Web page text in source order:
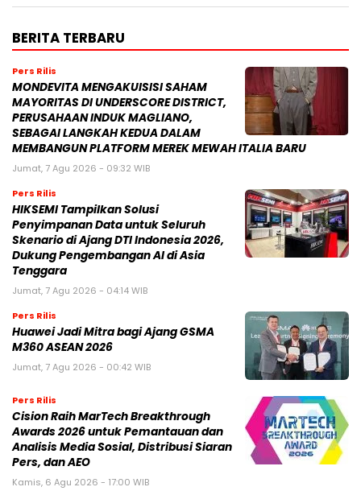
BERITA TERBARU
Pers Rilis
MONDEVITA MENGAKUISISI SAHAM
MAYORITAS DI UNDERSCORE DISTRICT,
PERUSAHAAN INDUK MAGLIANO,
SEBAGAI LANGKAH KEDUA DALAM
MEMBANGUN PLATFORM MEREK MEWAH ITALIA BARU
Jumat, 7 Agu 2026 - 09:32 WIB
Pers Rilis
HIKSEMI Tampilkan Solusi
Penyimpanan Data untuk Seluruh
Skenario di Ajang DTI Indonesia 2026,
Dukung Pengembangan AI di Asia
Tenggara
Jumat, 7 Agu 2026 - 04:14 WIB
Pers Rilis
Huawei Jadi Mitra bagi Ajang GSMA
M360 ASEAN 2026
Jumat, 7 Agu 2026 - 00:42 WIB
Pers Rilis
Cision Raih MarTech Breakthrough
Awards 2026 untuk Pemantauan dan
Analisis Media Sosial, Distribusi Siaran
Pers, dan AEO
Kamis, 6 Agu 2026 - 17:00 WIB